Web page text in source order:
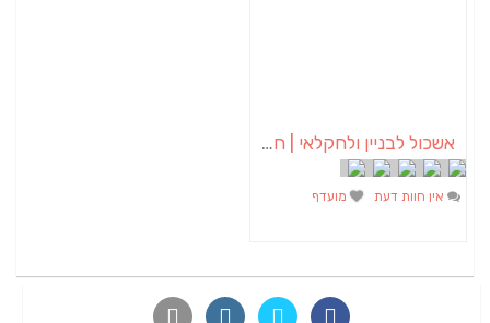
אשכול לבניין ולחקלאי | חומרי בניין באשכול
אין חוות דעת מועדף